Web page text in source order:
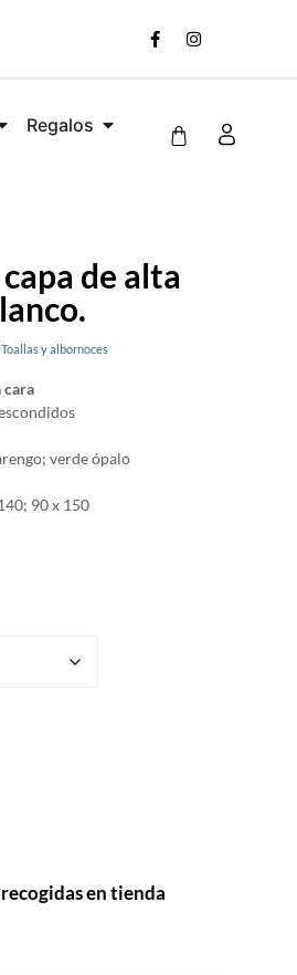
Regalos
de alta
Toallas y albornoces
cara
verde ópalo
90 x 150
en tienda